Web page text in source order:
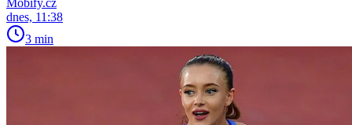
dnes, 11:38
3 min